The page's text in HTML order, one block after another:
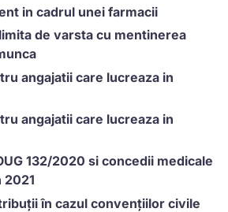
in cadrul unei farmacii
de varsta cu mentinerea
angajatii care lucreaza in
angajatii care lucreaza in
132/2020 si concedii medicale
2021
în cazul convențiilor civile